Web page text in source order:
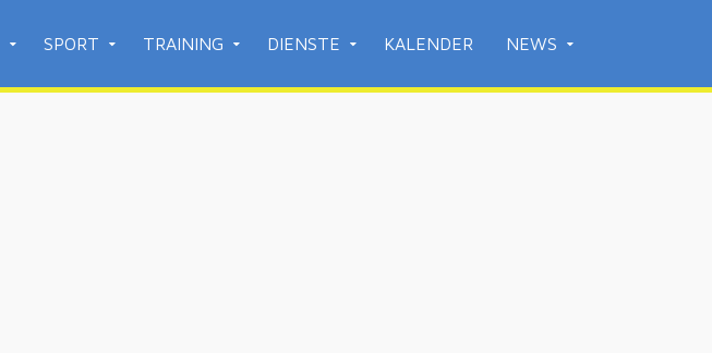
SPORT TRAINING DIENSTE KALENDER NEWS